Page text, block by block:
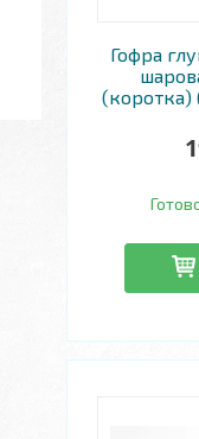
Гофра
(коротка)